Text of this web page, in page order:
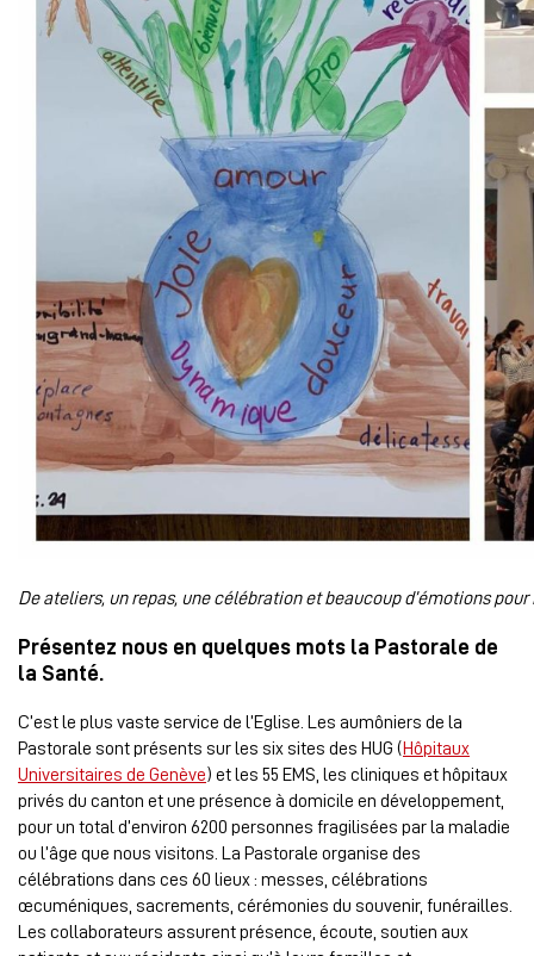
De ateliers, un repas, une célébration et beaucoup d’émotions
Présentez nous en quelques mots la Pastorale de
la Santé.
C’est le plus vaste service de l’Eglise. Les aumôniers de la
Pastorale sont présents sur les six sites des HUG ( Hôpitaux
Universitaires de Genève) et les 55 EMS, les cliniques et hôpitaux
privés du canton et une présence à domicile en développement,
pour un total d’environ 6200 personnes fragilisées par la maladie
ou l’âge que nous visitons. La Pastorale organise des
célébrations dans ces 60 lieux : messes, célébrations
œcuméniques, sacrements, cérémonies du souvenir, funérailles.
Les collaborateurs assurent présence, écoute, soutien aux